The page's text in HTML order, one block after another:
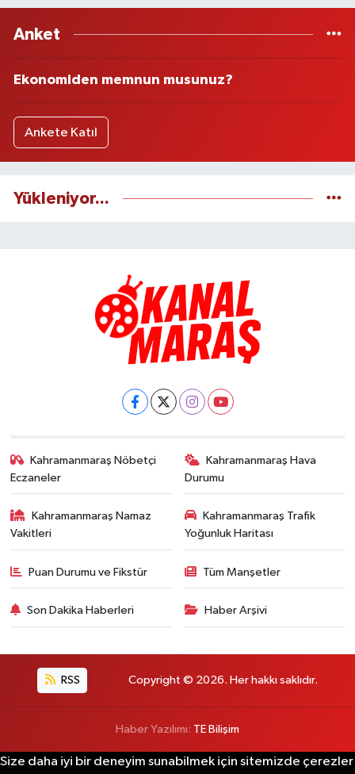
Anket
Ekonomiden memnun musunuz?
Ankete Katıl
Yükleniyor...
Kahramanmaraş Nöbetçi
Eczaneler
Kahramanmaraş Hava
Durumu
Kahramanmaraş Namaz
Vakitleri
Kahramanmaraş Trafik
Yoğunluk Haritası
Puan Durumu ve Fikstür Tüm Manşetler
Son Dakika Haberleri Haber Arşivi
RSS Copyright © 2026. Her hakkı saklıdır.
Haber Yazılımı: TE Bilişim
Size daha iyi bir deneyim sunabilmek için sitemizde çerezler